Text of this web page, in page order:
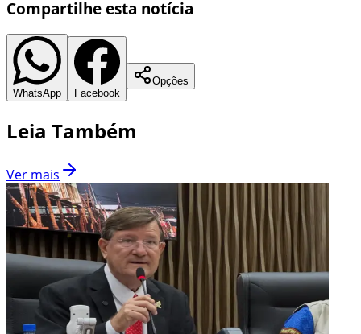
Compartilhe esta notícia
WhatsApp Facebook
Opções
Leia Também
Ver mais